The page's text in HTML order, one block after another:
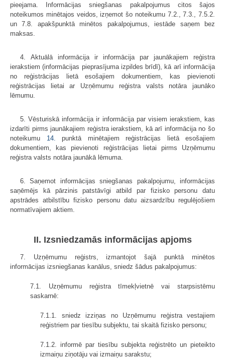
pieejama. Informācijas sniegšanas pakalpojumus citos šajos
noteikumos minētajos veidos, izņemot šo noteikumu 7.2., 7.3., 7.5.2.
un 7.8. apakšpunktā minētos pakalpojumus, iestāde saņem bez
maksas.
4. Aktuālā informācija ir informācija par jaunākajiem reģistra
ierakstiem (informācijas pieprasījuma izpildes brīdī), kā arī informācija
no reģistrācijas lietā esošajiem dokumentiem, kas pievienoti
reģistrācijas lietai ar Uzņēmumu reģistra valsts notāra jaunāko
lēmumu.
5. Vēsturiskā informācija ir informācija par visiem ierakstiem, kas
izdarīti pirms jaunākajiem reģistra ierakstiem, kā arī informācija no šo
noteikumu 14.
punktā minētajiem reģistrācijas lietā esošajiem
dokumentiem, kas pievienoti reģistrācijas lietai pirms Uzņēmumu
reģistra valsts notāra jaunākā lēmuma.
6. Saņemot informācijas sniegšanas pakalpojumu, informācijas
saņēmējs kā pārzinis patstāvīgi atbild par fizisko personu datu
apstrādes atbilstību fizisko personu datu aizsardzību regulējošiem
normatīvajiem aktiem.
II. Izsniedzamās informācijas apjoms
7. Uzņēmumu reģistrs, izmantojot šajā punktā minētos
informācijas izsniegšanas kanālus, sniedz šādus pakalpojumus:
7.1. Uzņēmumu reģistra tīmekļvietnē vai starpsistēmu
saskarnē:
7.1.1. sniedz izziņas no Uzņēmumu reģistra vestajiem
reģistriem par tiesību subjektu, tai skaitā fizisko personu;
7.1.2. informē par tiesību subjekta reģistrēto un pieteikto
izmaiņu ziņotāju vai izmaiņu sarakstu;